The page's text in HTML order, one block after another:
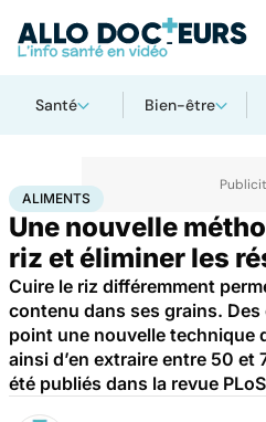
Santé Bien-être
AccueilSantéMaladies
ALIMENTS
Une nouvelle
riz et éliminer les
Cuire le riz différemment
contenu dans ses grains.
point une nouvelle technique
ainsi d’en extraire entre 50
été publiés dans la revue